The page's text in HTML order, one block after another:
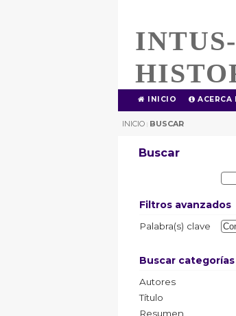
INICIO ACERCA
INICIO | BUSCAR
Buscar
Filtros avanzados
Palabra(s) clave
Buscar categorías
Autores
Título
Resumen